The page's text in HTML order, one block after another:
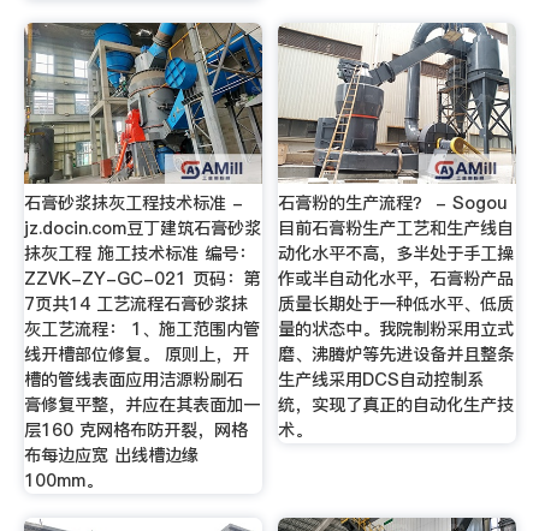
石膏砂浆抹灰工程技术标准 -
jz.docin.com豆丁建筑石膏砂浆
抹灰工程 施工技术标准 编号：
ZZVK-ZY-GC-021 页码：第
7页共14 工艺流程石膏砂浆抹
灰工艺流程： 1、施工范围内管
线开槽部位修复。 原则上，开
槽的管线表面应用洁源粉刷石
膏修复平整，并应在其表面加一
层160 克网格布防开裂，网格
布每边应宽 出线槽边缘
100mm。
石膏粉的生产流程？ - Sogou
目前石膏粉生产工艺和生产线自
动化水平不高，多半处于手工操
作或半自动化水平，石膏粉产品
质量长期处于一种低水平、低质
量的状态中。我院制粉采用立式
磨、沸腾炉等先进设备并且整条
生产线采用DCS自动控制系
统，实现了真正的自动化生产技
术。